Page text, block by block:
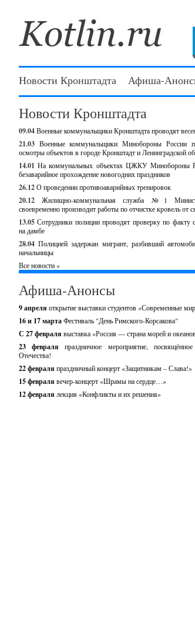
Новости Кронштадта Афиша-
Новости Кронштадта
09.04Военные коммунальщики Кронштадта проводят
21.03 Военные коммунальщики Минобороны России
осмотры объектов в городе Кронштадт и Ленинградской
14.01 На коммунальных объектах ЦЖКУ Минобороны
безаварийное прохождение новогодних праздников
26.12О проведении противоаварийных тренировок
20.12
Жилищно-коммунальная служба №1
своевременно производит работы по отчистке кровель от
13.05 Сотрудники полиции проводят проверку по факту
на дамбе
28.04 Полицией задержан мигрант, разбивший
начальницы
Все новости »
Афиша-Анонсы
9 апреля открытие выставки студентов «Современные
16 и 17 мартаФестиваль "День Римского-Корсакова"
С 27 февраля выставка «Россия — страна морей и
23 февраляпраздничное мероприятие,
Отечества!
22 февраля праздничный концерт «Защитникам – Слава!»
15 февраля вечер-концерт «Шрамы на сердце…»
12 февраля лекция «Конфликты и их решения»